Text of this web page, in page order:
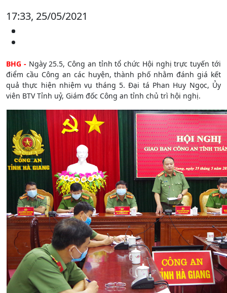
17:33, 25/05/2021
BHG -Ngày 25.5, Công an tỉnh tổ chức Hội nghị trực tuyến tới
điểm cầu Công an các huyện, thành phố nhằm đánh giá kết
quả thực hiện nhiệm vụ tháng 5. Đại tá Phan Huy Ngọc, Ủy
viên BTV Tỉnh uỷ, Giám đốc Công an tỉnh chủ trì hội nghị.